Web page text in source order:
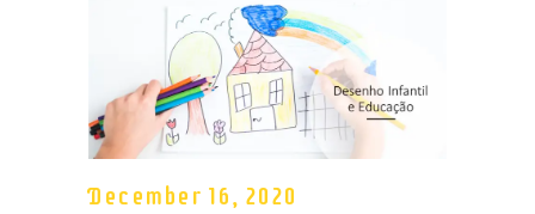
NOTÍCIAS E
EVENTOS
December 16, 2020